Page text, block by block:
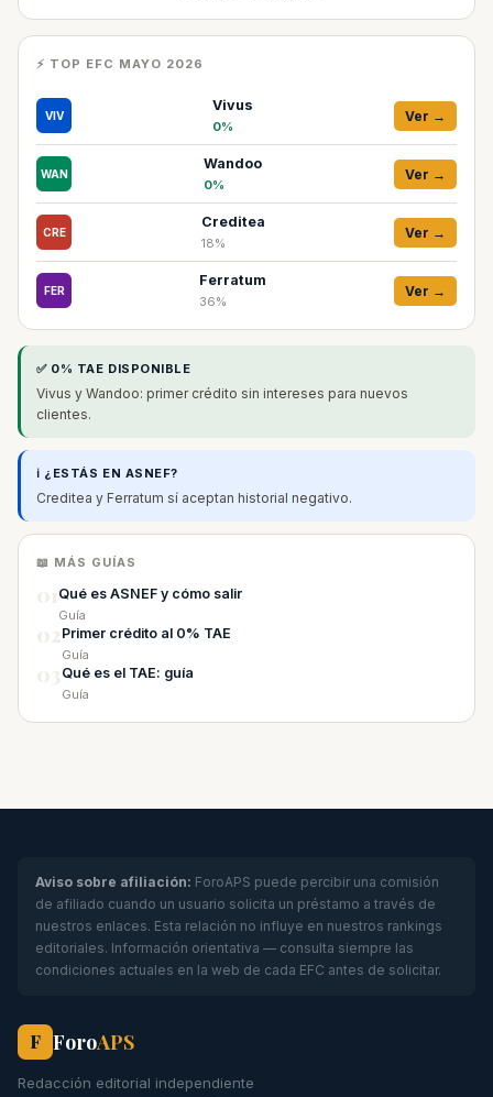
⚡ TOP EFC MAYO 2026
VIV
Vivus
0%
Ver →
WAN
Wandoo
0%
Ver →
CRE
Creditea
18%
Ver →
FER
Ferratum
36%
Ver →
✅ 0% TAE DISPONIBLE
Vivus y Wandoo: primer crédito sin intereses para nuevos
clientes.
ℹ️ ¿ESTÁS EN ASNEF?
Creditea y Ferratum sí aceptan historial negativo.
📖 MÁS GUÍAS
Qué es ASNEF y cómo salir
Guía
Primer crédito al 0% TAE
Guía
Qué es el TAE: guía
Guía
Aviso sobre afiliación: ForoAPS puede percibir una comisión
de afiliado cuando un usuario solicita un préstamo a través de
nuestros enlaces. Esta relación no influye en nuestros rankings
editoriales. Información orientativa — consulta siempre las
condiciones actuales en la web de cada EFC antes de solicitar.
F ForoAPS
Redacción editorial independiente